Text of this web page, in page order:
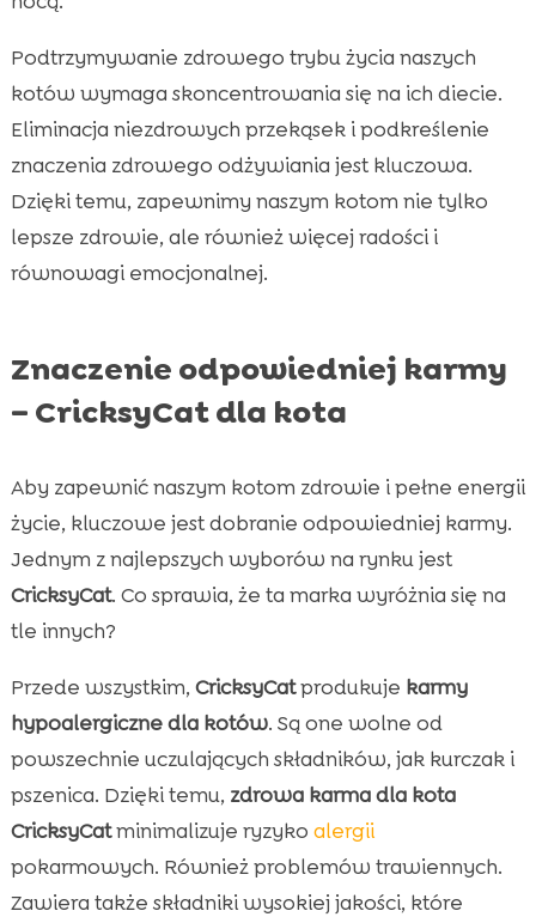
Podtrzymywanie zdrowego trybu życia naszych
kotów wymaga skoncentrowania się na ich diecie.
Eliminacja niezdrowych przekąsek i podkreślenie
znaczenia zdrowego odżywiania jest kluczowa.
Dzięki temu, zapewnimy naszym kotom nie tylko
lepsze zdrowie, ale również więcej radości i
równowagi emocjonalnej.
Znaczenie odpowiedniej karmy
– CricksyCat dla kota
Aby zapewnić naszym kotom zdrowie i pełne energii
życie, kluczowe jest dobranie odpowiedniej karmy.
Jednym z najlepszych wyborów na rynku jest
CricksyCat. Co sprawia, że ta marka wyróżnia się na
tle innych?
Przede wszystkim, CricksyCatprodukuje karmy
hypoalergiczne dla kotów. Są one wolne od
powszechnie uczulających składników, jak kurczak i
pszenica. Dzięki temu, zdrowa karma dla kota
CricksyCatminimalizuje ryzyko alergii
pokarmowych. Również problemów trawiennych.
Zawiera także składniki wysokiej jakości, które